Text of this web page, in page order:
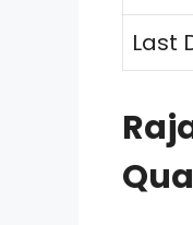
Last